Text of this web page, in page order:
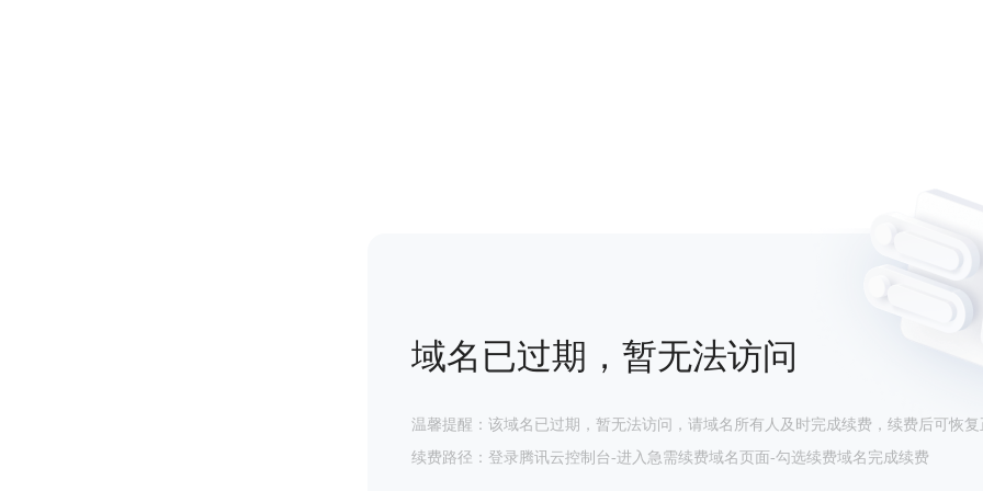
域名已过期，暂无法访问
温馨提醒：该域名已过期，暂无法访问，请域名所有人及时完成续费，续费后可恢复
续费路径：登录腾讯云控制台-进入急需续费域名页面-勾选续费域名完成续费